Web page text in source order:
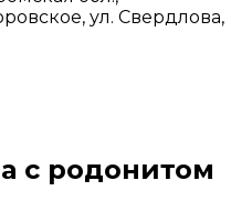
ул. Свердлова,
с родонитом